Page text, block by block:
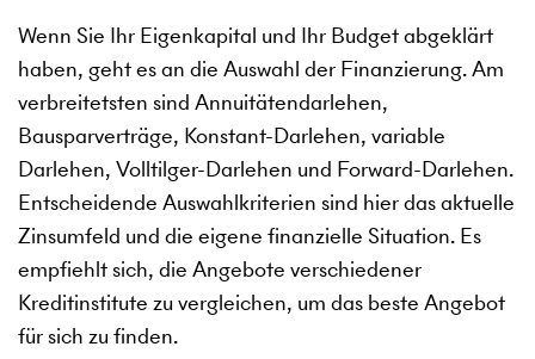
Wenn Sie Ihr Eigenkapital und Ihr Budget abgeklärt
haben, geht es an die Auswahl der Finanzierung. Am
verbreitetsten sind Annuitätendarlehen,
Bausparverträge, Konstant-Darlehen, variable
Darlehen, Volltilger-Darlehen und Forward-Darlehen.
Entscheidende Auswahlkriterien sind hier das aktuelle
Zinsumfeld und die eigene finanzielle Situation. Es
empfiehlt sich, die Angebote verschiedener
Kreditinstitute zu vergleichen, um das beste Angebot
für sich zu finden.